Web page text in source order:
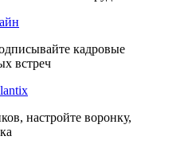
кадровые
встреч
настройте воронку,